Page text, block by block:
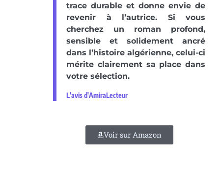
trace durable et donne envie de
revenir à l’autrice. Si vous
cherchez un roman profond,
sensible et solidement ancré
dans l’histoire algérienne, celui-ci
mérite clairement sa place dans
votre sélection.
L'avis d'AmiraLecteur
Voir sur Amazon